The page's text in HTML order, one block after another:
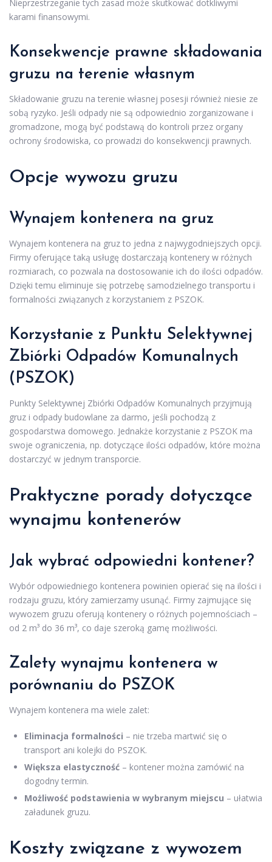
Nieprzestrzeganie tych zasad może skutkować dotkliwymi
karami finansowymi.
Konsekwencje prawne składowania
gruzu na terenie własnym
Składowanie gruzu na terenie własnej posesji również niesie ze
sobą ryzyko. Jeśli odpady nie są odpowiednio zorganizowane i
gromadzone, mogą być podstawą do kontroli przez organy
ochrony środowiska, co prowadzi do konsekwencji prawnych.
Opcje wywozu gruzu
Wynajem kontenera na gruz
Wynajem kontenera na gruz to jedna z najwygodniejszych opcji.
Firmy oferujące taką usługę dostarczają kontenery w różnych
rozmiarach, co pozwala na dostosowanie ich do ilości odpadów.
Dzięki temu eliminuje się potrzebę samodzielnego transportu i
formalności związanych z korzystaniem z PSZOK.
Korzystanie z Punktu Selektywnej
Zbiórki Odpadów Komunalnych
(PSZOK)
Punkty Selektywnej Zbiórki Odpadów Komunalnych przyjmują
gruz i odpady budowlane za darmo, jeśli pochodzą z
gospodarstwa domowego. Jednakże korzystanie z PSZOK ma
swoje ograniczenia, np. dotyczące ilości odpadów, które można
dostarczyć w jednym transporcie.
Praktyczne porady dotyczące
wynajmu kontenerów
Jak wybrać odpowiedni kontener?
Wybór odpowiedniego kontenera powinien opierać się na ilości i
rodzaju gruzu, który zamierzamy usunąć. Firmy zajmujące się
wywozem gruzu oferują kontenery o różnych pojemnościach –
od 2 m³ do 36 m³, co daje szeroką gamę możliwości.
Zalety wynajmu kontenera w
porównaniu do PSZOK
Wynajem kontenera ma wiele zalet:
Eliminacja formalności – nie trzeba martwić się o
transport ani kolejki do PSZOK.
Większa elastyczność – kontener można zamówić na
dogodny termin.
Możliwość podstawienia w wybranym miejscu – ułatwia
załadunek gruzu.
Koszty związane z wywozem